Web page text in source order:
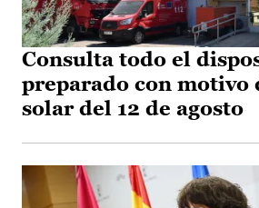
Consulta todo el
preparado con motivo
solar del 12 de agosto